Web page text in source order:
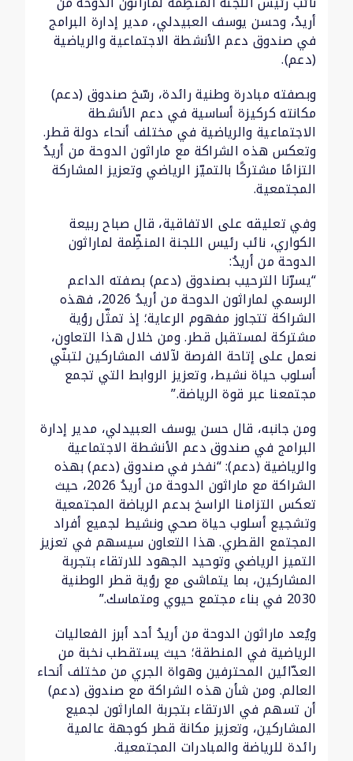
أريدُ، وحسن يوسف العبيدلي، مدير إدارة البرامج
في صندوق دعم الأنشطة الاجتماعية والرياضية
(دعم).
وبصفته مبادرة وطنية رائدة، رسّخ صندوق (دعم)
مكانته كركيزة أساسية في دعم الأنشطة
الاجتماعية والرياضية في مختلف أنحاء دولة قطر.
وتعكس هذه الشراكة مع ماراثون الدوحة من أريدُ
التزامًا مشتركًا بالتميّز الرياضي وتعزيز المشاركة
المجتمعية.
وفي تعليقه على الاتفاقية، قال صباح ربيعة
الكواري، نائب رئيس اللجنة المنظِّمة لماراثون
الدوحة من أريدُ:
“يسرّنا الترحيب بصندوق (دعم) بصفته الداعم
الرسمي لماراثون الدوحة من أريدُ 2026، فهذه
الشراكة تتجاوز مفهوم الرعاية؛ إذ تمثّل رؤية
مشتركة لمستقبل قطر. ومن خلال هذا التعاون،
نعمل على إتاحة الفرصة لآلاف المشاركين لتبنّي
أسلوب حياة نشيط، وتعزيز الروابط التي تجمع
مجتمعنا عبر قوة الرياضة.”
ومن جانبه، قال حسن يوسف العبيدلي، مدير إدارة
البرامج في صندوق دعم الأنشطة الاجتماعية
والرياضية (دعم): “نفخر في صندوق (دعم) بهذه
الشراكة مع ماراثون الدوحة من أريدُ 2026، حيث
تعكس التزامنا الراسخ بدعم الرياضة المجتمعية
وتشجيع أسلوب حياة صحي ونشيط لجميع أفراد
المجتمع القطري. هذا التعاون سيسهم في تعزيز
التميز الرياضي وتوحيد الجهود للارتقاء بتجربة
المشاركين، بما يتماشى مع رؤية قطر الوطنية
2030 في بناء مجتمع حيوي ومتماسك.”
ويُعد ماراثون الدوحة من أريدُ أحد أبرز الفعاليات
الرياضية في المنطقة؛ حيث يستقطب نخبة من
العدّائين المحترفين وهواة الجري من مختلف أنحاء
العالم. ومن شأن هذه الشراكة مع صندوق (دعم)
أن تسهم في الارتقاء بتجربة الماراثون لجميع
المشاركين، وتعزيز مكانة قطر كوجهة عالمية
رائدة للرياضة والمبادرات المجتمعية.